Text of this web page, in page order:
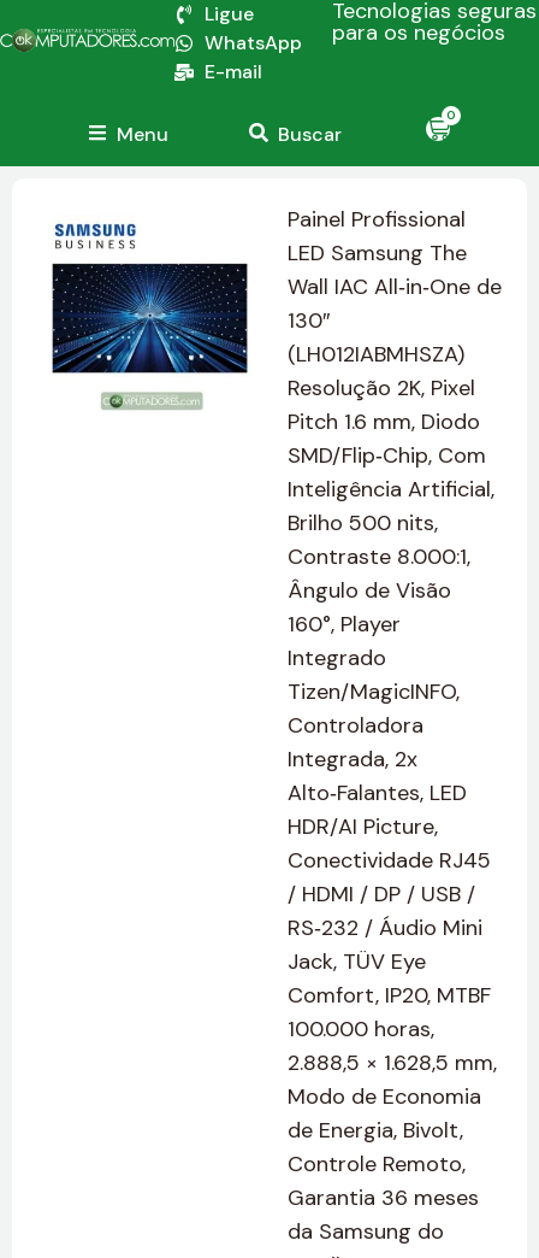
Ligue
WhatsApp
E-mail
Tecnologias seguras
para os negócios
Menu Buscar
0
Painel Profissional
LED Samsung The
Wall IAC All‑in‑One de
130″
(LH012IABMHSZA)
Resolução 2K, Pixel
Pitch 1.6 mm, Diodo
SMD/Flip‑Chip, Com
Inteligência Artificial,
Brilho 500 nits,
Contraste 8.000:1,
Ângulo de Visão
160°, Player
Integrado
Tizen/MagicINFO,
Controladora
Integrada, 2x
Alto‑Falantes, LED
HDR/AI Picture,
Conectividade RJ45
/ HDMI / DP / USB /
RS‑232 / Áudio Mini
Jack, TÜV Eye
Comfort, IP20, MTBF
100.000 horas,
2.888,5 × 1.628,5 mm,
Modo de Economia
de Energia, Bivolt,
Controle Remoto,
Garantia 36 meses
da Samsung do